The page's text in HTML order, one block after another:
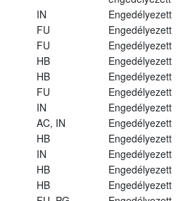
IN
Engedélyezett
FU
Engedélyezett
FU
Engedélyezett
HB
Engedélyezett
HB
Engedélyezett
FU
Engedélyezett
IN
Engedélyezett
AC, IN
Engedélyezett
HB
Engedélyezett
IN
Engedélyezett
HB
Engedélyezett
HB
Engedélyezett